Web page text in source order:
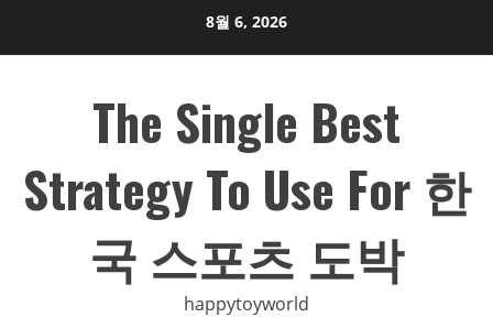
8월 6, 2026
The Single Best
Strategy To Use For 한
국 스포츠 도박
happytoyworld